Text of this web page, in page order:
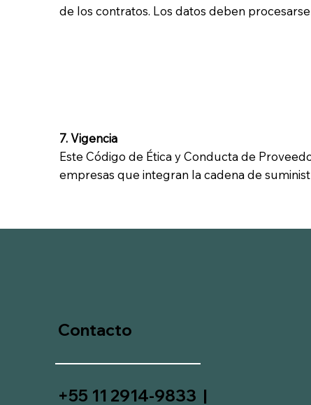
de los contratos. Los datos deben
7. Vigencia
Este Código de Ética y Conducta de
empresas que integran la cadena de
Contacto
+55 11 2914-9833 |